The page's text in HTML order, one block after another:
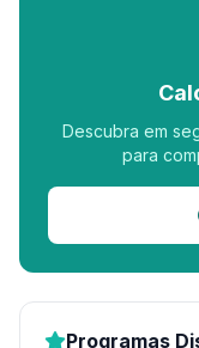
Descubra em
para
Programas